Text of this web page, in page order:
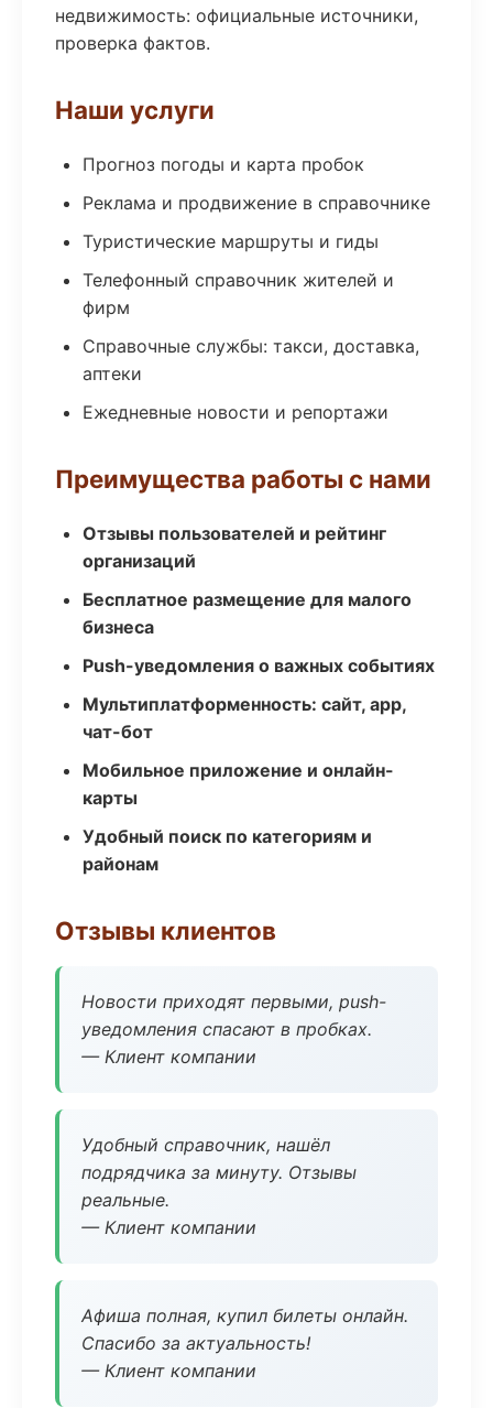
недвижимость: официальные источники,
проверка фактов.
Наши услуги
Прогноз погоды и карта пробок
Реклама и продвижение в справочнике
Туристические маршруты и гиды
Телефонный справочник жителей и
фирм
Справочные службы: такси, доставка,
аптеки
Ежедневные новости и репортажи
Преимущества работы с нами
Отзывы пользователей и рейтинг
организаций
Бесплатное размещение для малого
бизнеса
Push-уведомления о важных событиях
Мультиплатформенность: сайт, app,
чат-бот
Мобильное приложение и онлайн-
карты
Удобный поиск по категориям и
районам
Отзывы клиентов
Новости приходят первыми, push-
уведомления спасают в пробках.
— Клиент компании
Удобный справочник, нашёл
подрядчика за минуту. Отзывы
реальные.
— Клиент компании
Афиша полная, купил билеты онлайн.
Спасибо за актуальность!
— Клиент компании